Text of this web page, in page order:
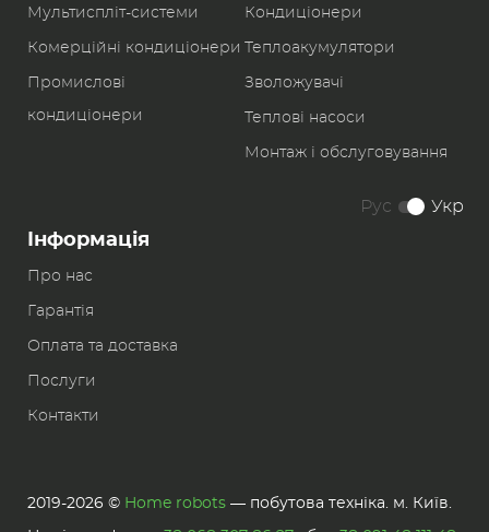
Мультиспліт-системи
Комерційні кондиціонери
Промислові
кондиціонери
Кондиціонери
Теплоакумулятори
Зволожувачі
Теплові насоси
Монтаж і обслуговування
Інформація
Про нас
Гарантія
Оплата та доставка
Послуги
Контакти
2019-2026 © Home robots — побутова техніка. м. Київ.
Рус Укр